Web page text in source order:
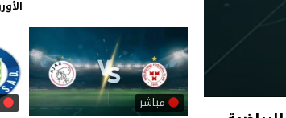
مباشر